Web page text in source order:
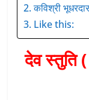
कविश्री
Like this:
देव